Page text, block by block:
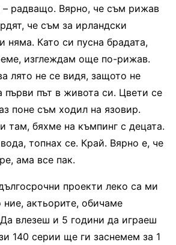
– радващо. Вярно, че съм рижав
че съм за ирландски
няма. Като си пусна брадата,
изглеждам още по-рижав.
лято не се видя, защото не
първи път в живота си. Цвети се
поне съм ходил на язовир.
там, бяхме на къмпинг с децата.
топнах се. Край. Вярно е, че
ама все пак.
проекти леко са ми
актьорите, обичаме
влезеш и 5 години да играеш
140 серии ще ги заснемем за 1